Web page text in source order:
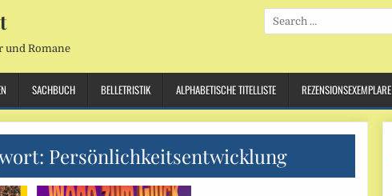
und Romane
Search
for:
SACHBUCH BELLETRISTIK ALPHABETISCHE TITELLISTE REZENSIONSEXEMPLARE
Persönlichkeitsentwicklung